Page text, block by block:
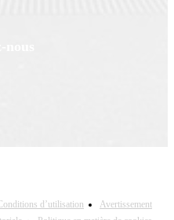
d’utilisation
Avertissement